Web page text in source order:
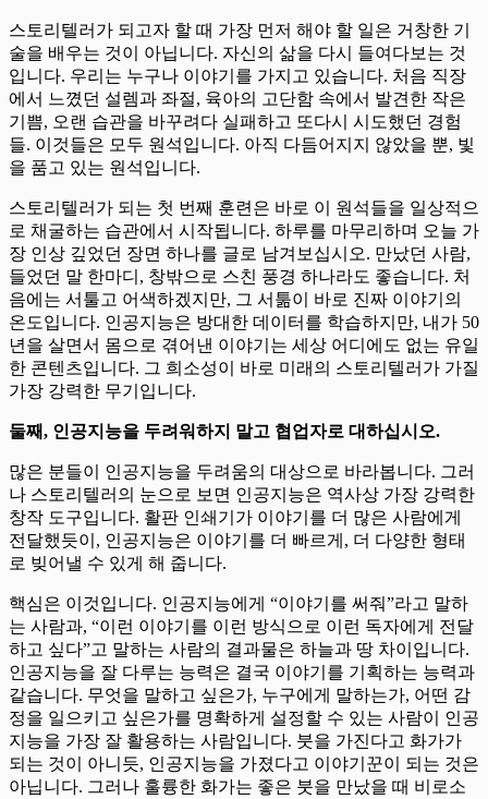
스토리텔러가 되고자 할 때 가장 먼저 해야 할 일은 거창한 기
술을 배우는 것이 아닙니다. 자신의 삶을 다시 들여다보는 것
입니다. 우리는 누구나 이야기를 가지고 있습니다. 처음 직장
에서 느꼈던 설렘과 좌절, 육아의 고단함 속에서 발견한 작은
기쁨, 오랜 습관을 바꾸려다 실패하고 또다시 시도했던 경험
들. 이것들은 모두 원석입니다. 아직 다듬어지지 않았을 뿐, 빛
을 품고 있는 원석입니다.
스토리텔러가 되는 첫 번째 훈련은 바로 이 원석들을 일상적으
로 채굴하는 습관에서 시작됩니다. 하루를 마무리하며 오늘 가
장 인상 깊었던 장면 하나를 글로 남겨보십시오. 만났던 사람,
들었던 말 한마디, 창밖으로 스친 풍경 하나라도 좋습니다. 처
음에는 서툴고 어색하겠지만, 그 서툶이 바로 진짜 이야기의
온도입니다. 인공지능은 방대한 데이터를 학습하지만, 내가 50
년을 살면서 몸으로 겪어낸 이야기는 세상 어디에도 없는 유일
한 콘텐츠입니다. 그 희소성이 바로 미래의 스토리텔러가 가질
가장 강력한 무기입니다.
둘째, 인공지능을 두려워하지 말고 협업자로 대하십시오.
많은 분들이 인공지능을 두려움의 대상으로 바라봅니다. 그러
나 스토리텔러의 눈으로 보면 인공지능은 역사상 가장 강력한
창작 도구입니다. 활판 인쇄기가 이야기를 더 많은 사람에게
전달했듯이, 인공지능은 이야기를 더 빠르게, 더 다양한 형태
로 빚어낼 수 있게 해 줍니다.
핵심은 이것입니다. 인공지능에게 “이야기를 써줘”라고 말하
는 사람과, “이런 이야기를 이런 방식으로 이런 독자에게 전달
하고 싶다”고 말하는 사람의 결과물은 하늘과 땅 차이입니다.
인공지능을 잘 다루는 능력은 결국 이야기를 기획하는 능력과
같습니다. 무엇을 말하고 싶은가, 누구에게 말하는가, 어떤 감
정을 일으키고 싶은가를 명확하게 설정할 수 있는 사람이 인공
지능을 가장 잘 활용하는 사람입니다. 붓을 가진다고 화가가
되는 것이 아니듯, 인공지능을 가졌다고 이야기꾼이 되는 것은
아닙니다. 그러나 훌륭한 화가는 좋은 붓을 만났을 때 비로소